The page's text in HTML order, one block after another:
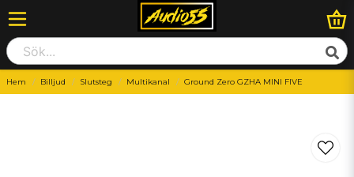
Hem Billjud Slutsteg Multikanal Ground Zero GZHA MINI FIVE